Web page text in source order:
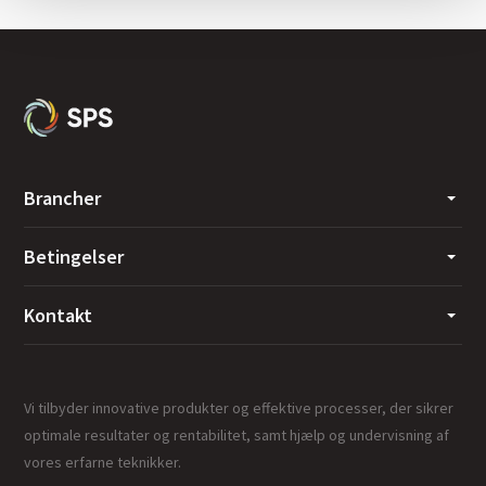
Brancher
Betingelser
Kontakt
Vi tilbyder innovative produkter og effektive processer, der sikrer
optimale resultater og rentabilitet, samt hjælp og undervisning af
vores erfarne teknikker.